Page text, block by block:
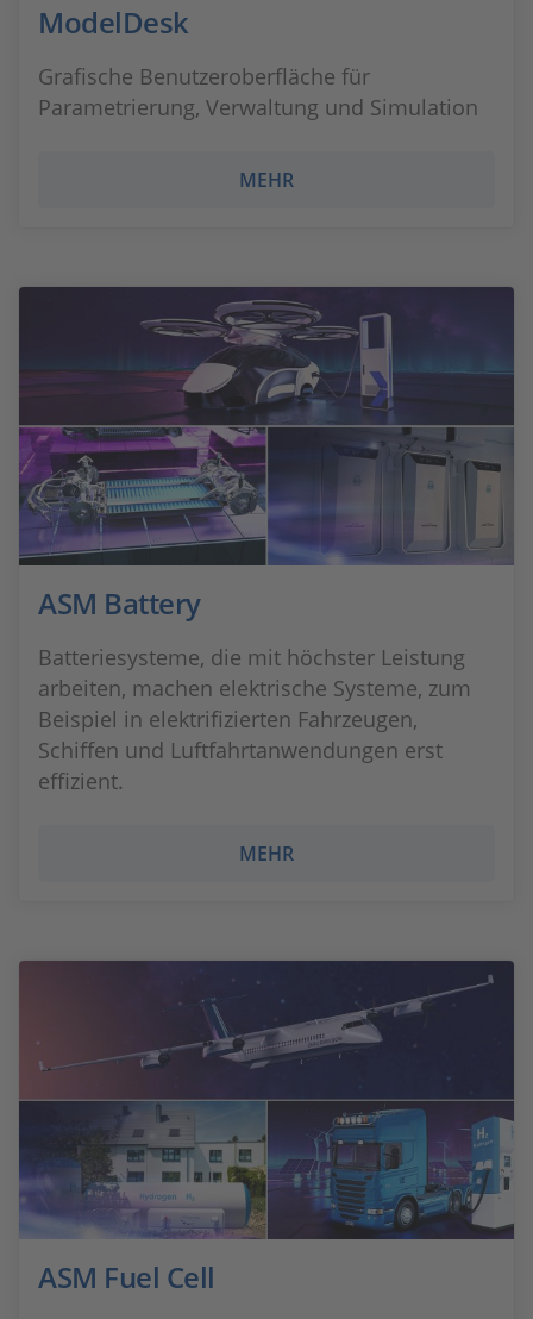
ModelDesk
Grafische Benutzeroberfläche für
Parametrierung, Verwaltung und Simulation
MEHR
ASM Battery
Batteriesysteme, die mit höchster Leistung
arbeiten, machen elektrische Systeme, zum
Beispiel in elektrifizierten Fahrzeugen,
Schiffen und Luftfahrtanwendungen erst
effizient.
MEHR
ASM Fuel Cell